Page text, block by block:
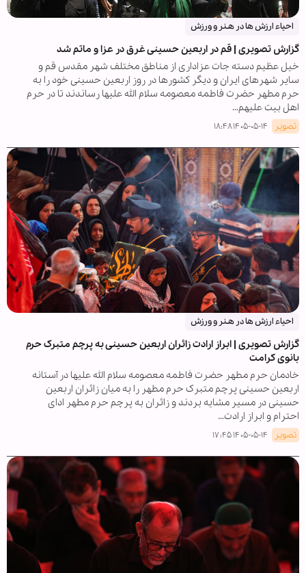
احیاء ارزش ها در هـنر و ورزش
گزارش تصویری | قم در اربعین حسینی غرق در عزا و ماتم شد
خیل عظیم دسته جات عزاداری از مناطق مختلف شهر مقدس قم و
سایر شهرهای ایران و دیگر کشورها در روز اربعین حسینی خود را به
حرم مطهر حضرت فاطمه معصومه سلام الله علیها رساندند تا در حرم
اهل بیت علیهم…
تصویر ۱۴۰۵-۰۵-۱۴ ۱۸:۴۸
احیاء ارزش ها در هـنر و ورزش
گزارش تصویری | ابراز ارادت زائران اربعین حسینی به پرچم متبرک حرم
بانوی کرامت
خادمان حرم مطهر حضرت فاطمه معصومه سلام الله علیها در آستانه
اربعین حسینی پرچم متبرک حرم مطهر را به میان زائران اربعین
حسینی در مسیر مشایه بردند و زائران به پرچم حرم مطهر ادای
احترام و ابراز ارادت…
تصویر ۱۴۰۵-۰۵-۱۴ ۱۷:۴۵